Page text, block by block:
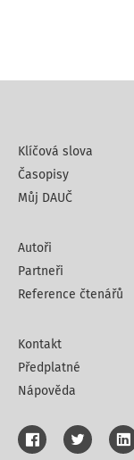
Klíčová slova
Časopisy
Můj DAUČ
Autoři
Partneři
Reference čtenářů
Kontakt
Předplatné
Nápověda